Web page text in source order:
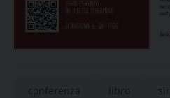
conferenza libro siri